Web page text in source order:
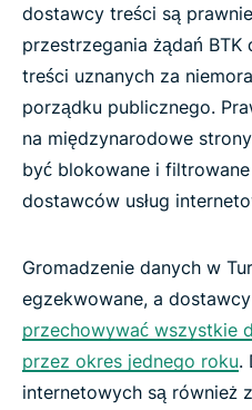
dostawcy treści są
przestrzegania żądań
treści uznanych za
porządku publicznego.
na międzynarodowe
być blokowane i
dostawców usług
Gromadzenie danych w
egzekwowane, a
przechowywać wszystkie
przez okres jednego roku.
internetowych są również